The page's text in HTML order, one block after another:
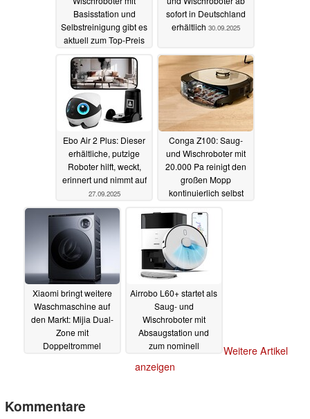
Basisstation und
Selbstreinigung gibt es
aktuell zum Top-Preis
sofort in Deutschland
erhältlich 30.09.2025
Ebo Air 2 Plus: Dieser
erhältliche, putzige
Roboter hilft, weckt,
erinnert und nimmt auf
27.09.2025
Conga Z100: Saug-
und Wischroboter mit
20.000 Pa reinigt den
großen Mopp
kontinuierlich selbst
Xiaomi bringt weitere
Waschmaschine auf
den Markt: Mijia Dual-
Zone mit
Doppeltrommel
Airrobo L60+ startet als
Saug- und
Wischroboter mit
Absaugstation und
zum nominell
14.09.2025
Weitere Artikel
anzeigen
Kommentare